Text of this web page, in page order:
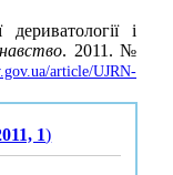
і
. 2011. №
article/UJRN-
1)